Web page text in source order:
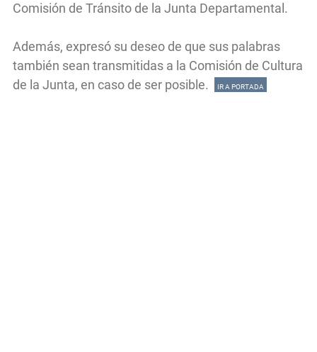
Comisión de Tránsito de la Junta Departamental.
Además, expresó su deseo de que sus palabras
también sean transmitidas a la Comisión de Cultura
de la Junta, en caso de ser posible.
IR A PORTADA